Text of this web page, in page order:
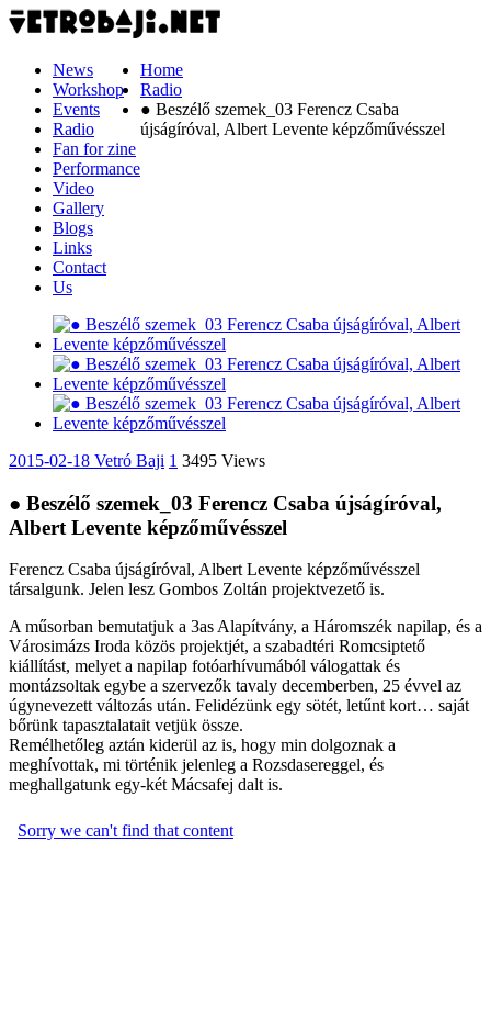
News
Workshop
Events
Radio
Fan for zine
Performance
Video
Gallery
Blogs
Links
Contact
Us
Home
Radio
● Beszélő szemek_03 Ferencz Csaba
újságíróval, Albert Levente képzőművésszel
2015-02-18 Vetró Baji 1 3495 Views
● Beszélő szemek_03 Ferencz Csaba újságíróval,
Albert Levente képzőművésszel
Ferencz Csaba újságíróval, Albert Levente képzőművésszel
társalgunk. Jelen lesz Gombos Zoltán projektvezető is.
A műsorban bemutatjuk a 3as Alapítvány, a Háromszék napilap, és a
Városimázs Iroda közös projektjét, a szabadtéri Romcsiptető
kiállítást, melyet a napilap fotóarhívumából válogattak és
montázsoltak egybe a szervezők tavaly decemberben, 25 évvel az
úgynevezett változás után. Felidézünk egy sötét, letűnt kort… saját
bőrünk tapasztalatait vetjük össze.
Remélhetőleg aztán kiderül az is, hogy min dolgoznak a
meghívottak, mi történik jelenleg a Rozsdasereggel, és
meghallgatunk egy-két Mácsafej dalt is.